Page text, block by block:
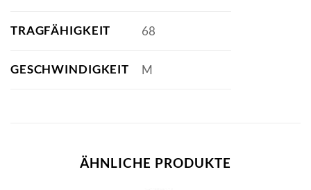
TRAGFÄHIGKEIT 68
GESCHWINDIGKEIT M
ÄHNLICHE PRODUKTE